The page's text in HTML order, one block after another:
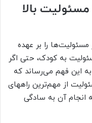
بالا
را بر عهده
به کودک، حتی اگر
این فهم می‌رساند که
از مهم‌ترین راههای
انجام آن به سادگی